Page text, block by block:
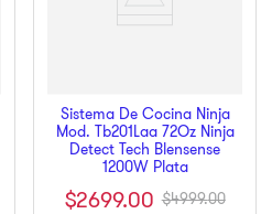
Sistema De Cocina Ninja
Mod. Tb201Laa 72Oz Ninja
Detect Tech Blensense
1200W Plata
$2699.00 $4999.00